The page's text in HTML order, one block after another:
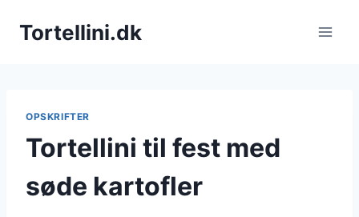
Tortellini.dk
OPSKRIFTER
Tortellini til fest med
søde kartofler